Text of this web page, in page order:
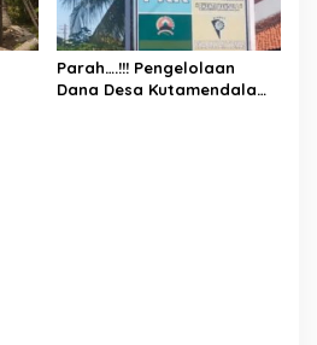
Parah….!!! Pengelolaan
Dana Desa Kutamendala